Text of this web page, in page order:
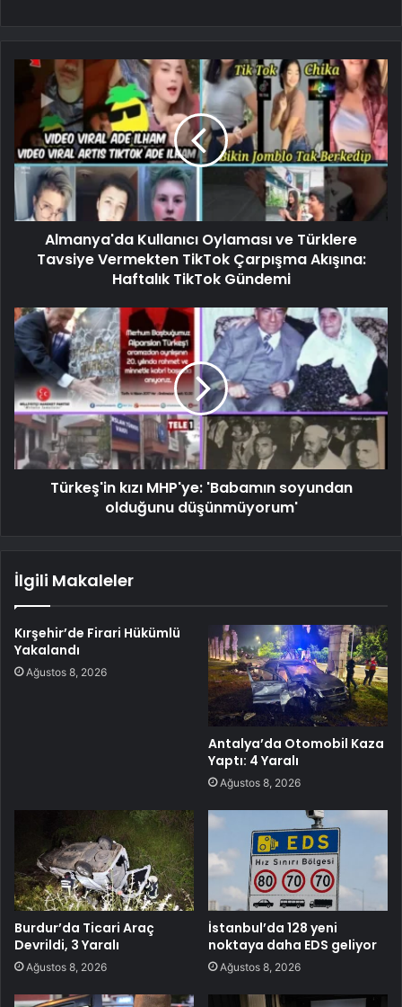
Almanya'da Kullanıcı Oylaması ve Türklere
Tavsiye Vermekten TikTok Çarpışma Akışına:
Haftalık TikTok Gündemi
Türkeş'in kızı MHP'ye: 'Babamın soyundan
olduğunu düşünmüyorum'
İlgili Makaleler
Kırşehir’de Firari Hükümlü
Yakalandı
Ağustos 8, 2026
Antalya’da Otomobil Kaza
Yaptı: 4 Yaralı
Ağustos 8, 2026
Burdur’da Ticari Araç
Devrildi, 3 Yaralı
Ağustos 8, 2026
İstanbul’da 128 yeni
noktaya daha EDS geliyor
Ağustos 8, 2026